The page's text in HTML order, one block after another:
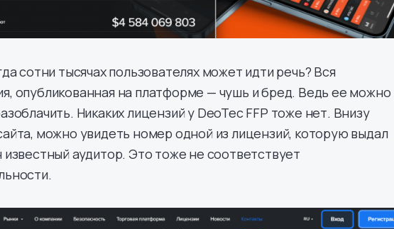
сотни тысячах пользователях может идти речь? Вся
опубликованная на платформе — чушь и бред. Ведь ее можно
Никаких лицензий у DeoTec FFP тоже нет. Внизу
можно увидеть номер одной из лицензий, которую выдал
известный аудитор. Это тоже не соответствует